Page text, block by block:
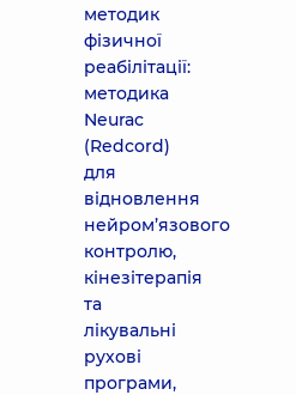
методик
фізичної
реабілітації:
методика
Neurac
(Redcord)
для
відновлення
нейром’язового
контролю,
кінезітерапія
та
лікувальні
рухові
програми,